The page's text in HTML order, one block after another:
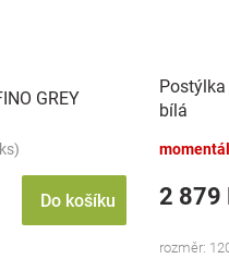
GREY
Do košíku
bílá
2 879
rozměr: